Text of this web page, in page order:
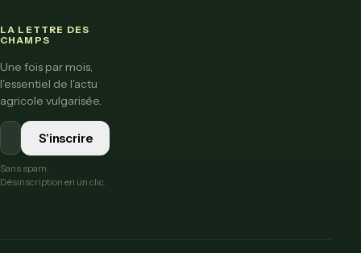
LA LETTRE DES
CHAMPS
Une fois par mois,
l'essentiel de l'actu
agricole vulgarisée.
S'inscrire
Sans spam.
Désinscription en un clic.